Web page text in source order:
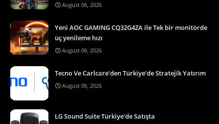
August 06, 2026
Yeni AOC GAMING CQ32G4ZA ile Tek bir monitörde
üç yenileme hızı
August 06, 2026
Tecno Ve Carlcare'den Türkiye’de Stratejik Yatırım
August 06, 2026
LG Sound Suite Türkiye'de Satışta